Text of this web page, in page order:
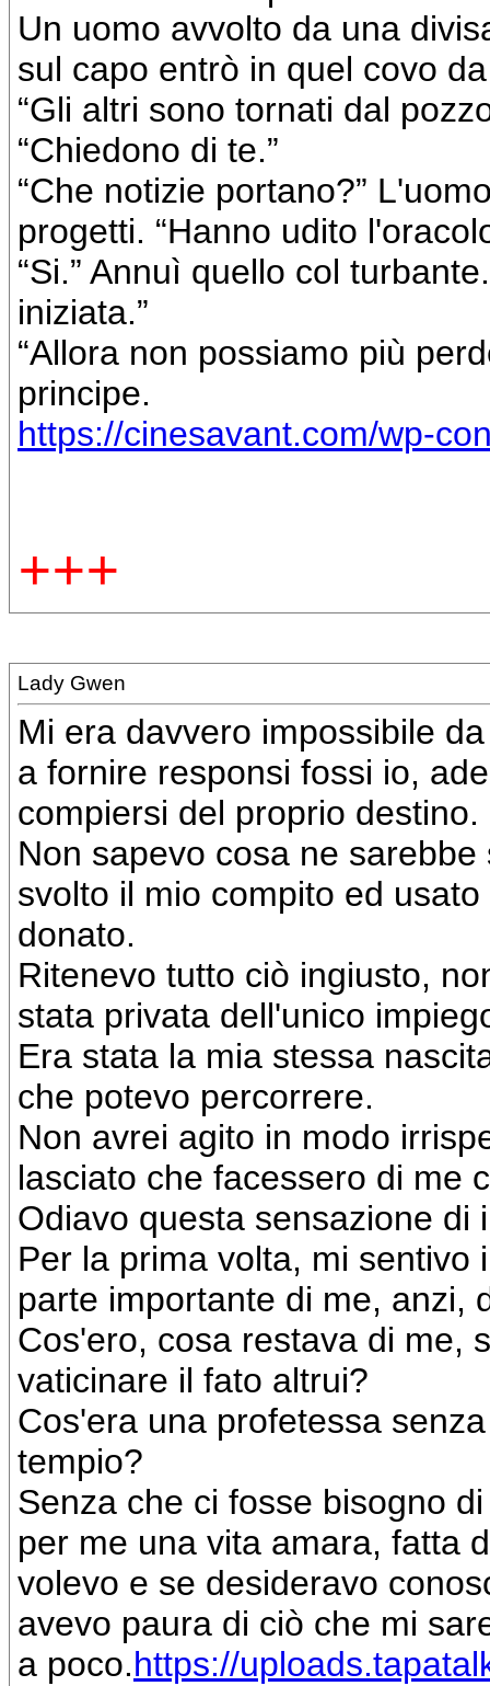
Un uomo avvolto da una
sul capo entrò in quel covo
“Gli altri sono tornati dal
“Chiedono di te.”
“Che notizie portano?”
progetti. “Hanno udito
“Si.” Annuì quello col
iniziata.”
“Allora non possiamo più
principe.
https://cinesavant.com/wp-
+++
Lady Gwen
Mi era davvero impossibile
a fornire responsi fossi io,
compiersi del proprio destino.
Non sapevo cosa ne
svolto il mio compito ed
donato.
Ritenevo tutto ciò ingiusto,
stata privata dell'unico
Era stata la mia stessa
che potevo percorrere.
Non avrei agito in modo
lasciato che facessero di me
Odiavo questa sensazione di
Per la prima volta, mi sentivo
parte importante di me, anzi,
Cos'ero, cosa restava di me,
vaticinare il fato altrui?
Cos'era una profetessa
tempio?
Senza che ci fosse bisogno
per me una vita amara, fatta
volevo e se desideravo
avevo paura di ciò che mi
a poco.https://